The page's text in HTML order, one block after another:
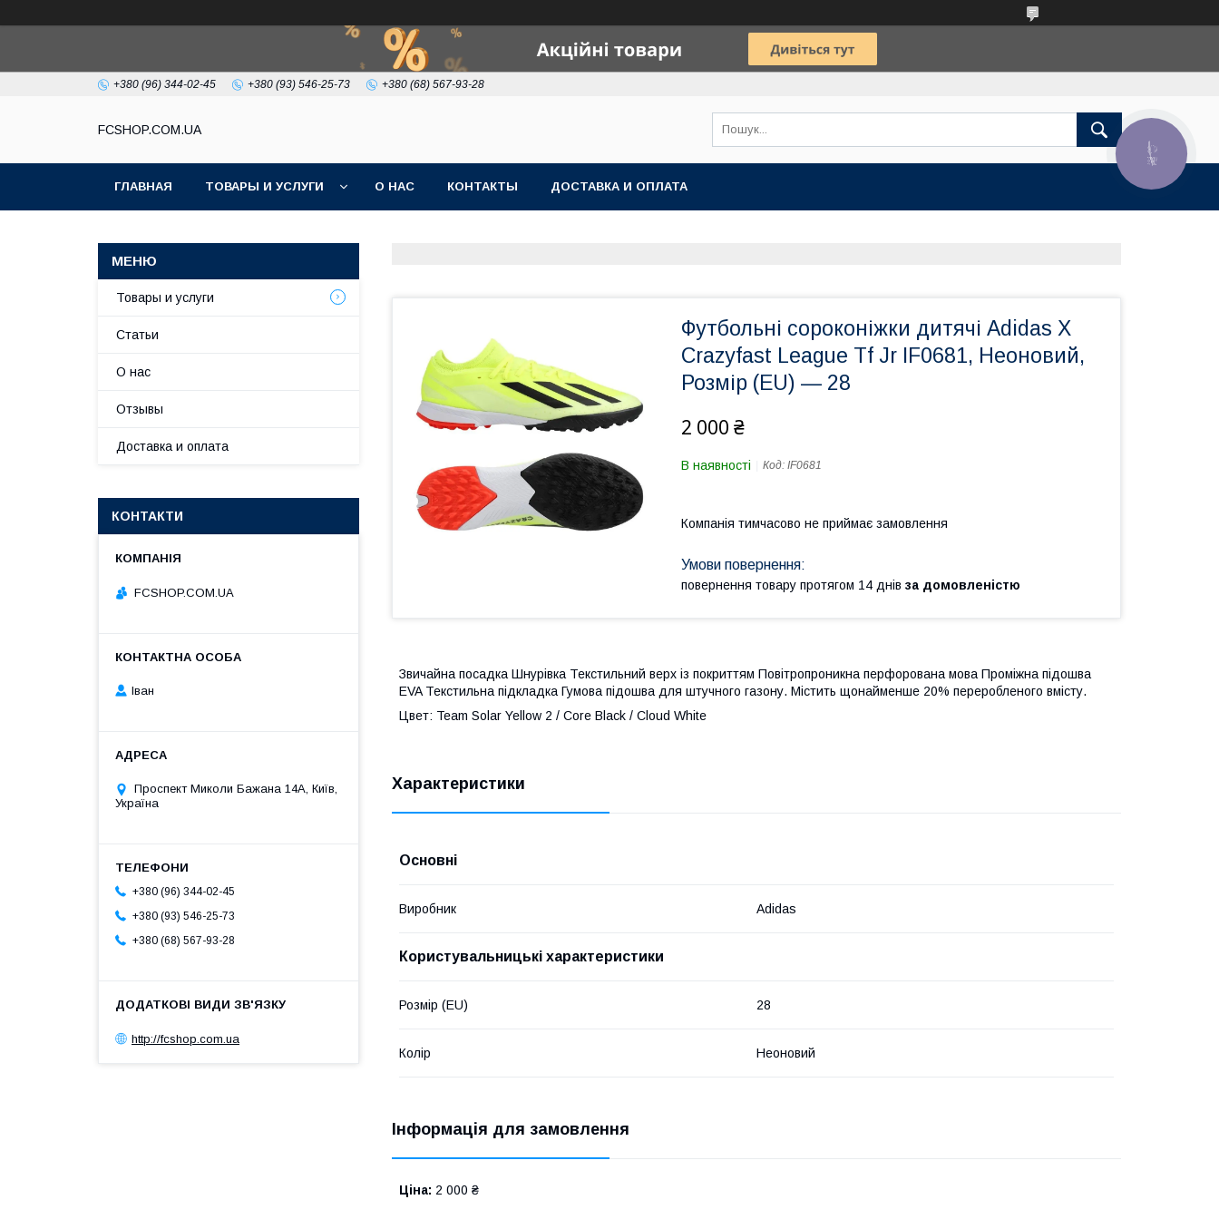
+380 (96) 344-02-45 +380 (93) 546-25-73 +380 (68) 567-93-28
FCSHOP.COM.UA
ГЛАВНАЯ ТОВАРЫ И УСЛУГИ О НАС КОНТАКТЫ ДОСТАВКА И ОПЛАТА
Футбольні сороконіжки дитячі Adidas X
Crazyfast League Tf Jr IF0681, Неоновий,
Розмір (EU) — 28
2 000 ₴
В наявності Код: IF0681
Компанія тимчасово не приймає замовлення
повернення товару протягом 14 днів за домовленістю
Звичайна посадка Шнурівка Текстильний верх із покриттям Повітропроникна перфорована мова Проміжна підошва
EVA Текстильна підкладка Гумова підошва для штучного газону. Містить щонайменше 20% переробленого вмісту.
Цвет: Team Solar Yellow 2 / Core Black / Cloud White
Характеристики
Основні
Виробник Adidas
Користувальницькі характеристики
Розмір (EU) 28
Колір Неоновий
Інформація для замовлення
Ціна: 2 000 ₴
Товары и услуги
Статьи
О нас
Отзывы
Доставка и оплата
КОНТАКТИ
FCSHOP.COM.UA
Іван
Проспект Миколи Бажана 14А, Київ,
Україна
+380 (96) 344-02-45
+380 (93) 546-25-73
+380 (68) 567-93-28
http://fcshop.com.ua
КНОПКА
ЗВ'ЯЗКУ